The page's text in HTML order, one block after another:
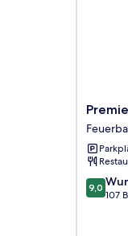
Premier
Inn
9.0
von
9,0
107